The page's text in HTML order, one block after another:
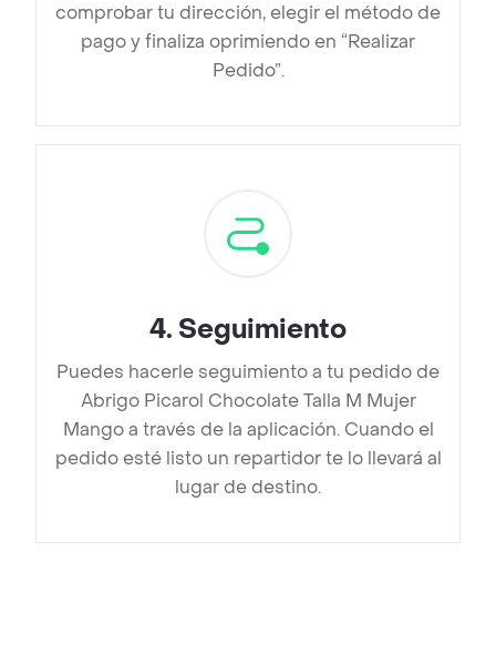
comprobar tu dirección, elegir el método de
pago y finaliza oprimiendo en “Realizar
Pedido”.
4. Seguimiento
Puedes hacerle seguimiento a tu pedido de
Abrigo Picarol Chocolate Talla M Mujer
Mango a través de la aplicación. Cuando el
pedido esté listo un repartidor te lo llevará al
lugar de destino.